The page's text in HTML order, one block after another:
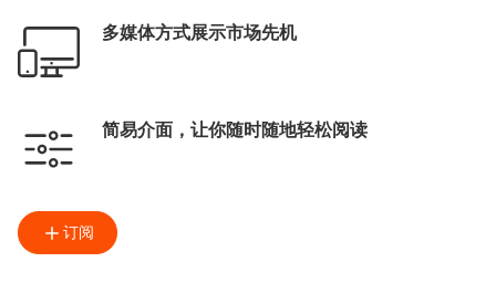
多媒体方式展示市场先机
简易介面，让你随时随地轻松阅读
订阅